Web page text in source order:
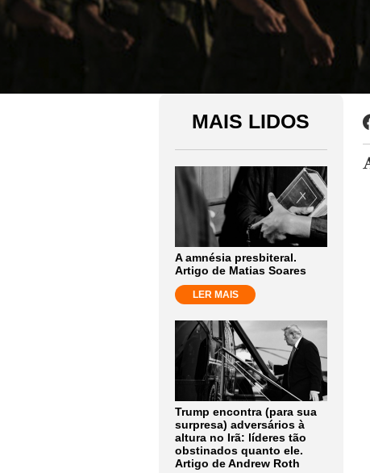
MAIS LIDOS
A amnésia presbiteral.
Artigo de Matias Soares
LER MAIS
Trump encontra (para sua
surpresa) adversários à
altura no Irã: líderes tão
obstinados quanto ele.
Artigo de Andrew Roth